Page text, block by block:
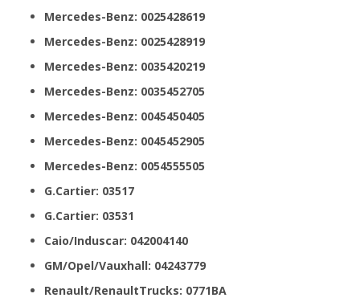
Mercedes-Benz: 0025428619
Mercedes-Benz: 0025428919
Mercedes-Benz: 0035420219
Mercedes-Benz: 0035452705
Mercedes-Benz: 0045450405
Mercedes-Benz: 0045452905
Mercedes-Benz: 0054555505
G.Cartier: 03517
G.Cartier: 03531
Caio/Induscar: 042004140
GM/Opel/Vauxhall: 04243779
Renault/RenaultTrucks: 0771BA